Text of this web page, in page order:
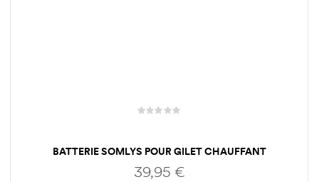
BATTERIE SOMLYS POUR GILET CHAUFFANT
39,95 €